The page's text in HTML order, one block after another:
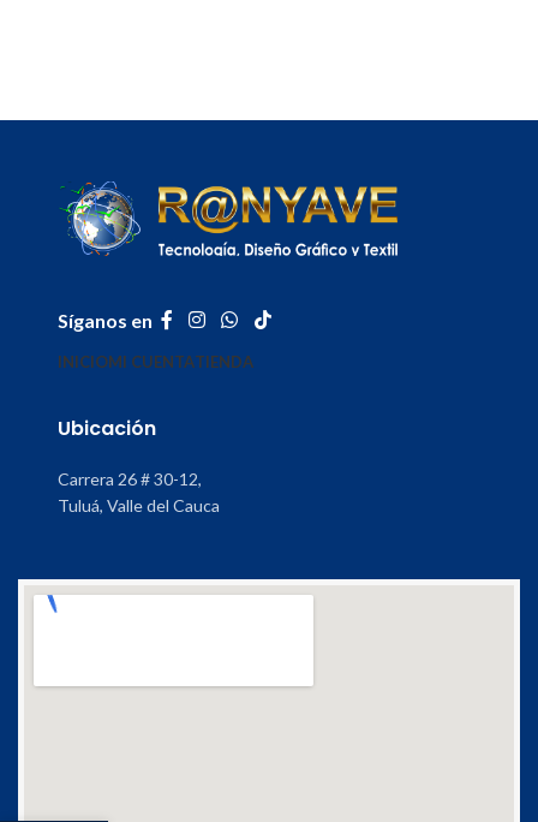
Síganos en
INICIOMI CUENTATIENDA
Ubicación
Carrera 26 # 30-12,
Tuluá, Valle del Cauca